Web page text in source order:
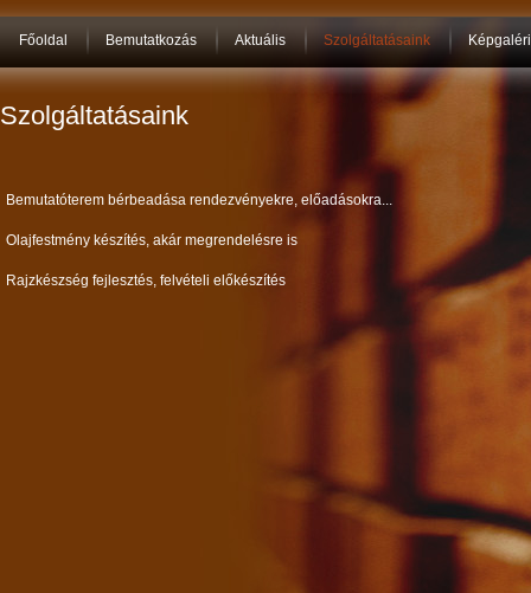
Főoldal Bemutatkozás Aktuális Szolgáltatásaink
Szolgáltatásaink
Bemutatóterem bérbeadása rendezvényekre, előadásokra...
Olajfestmény készítés, akár megrendelésre is
Rajzkészség fejlesztés, felvételi előkészítés